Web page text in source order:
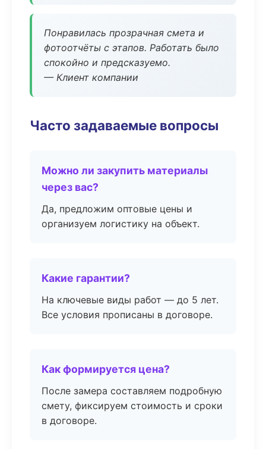
Понравилась прозрачная смета и
фотоотчёты с этапов. Работать было
спокойно и предсказуемо.
— Клиент компании
Часто задаваемые вопросы
Можно ли закупить материалы
через вас?
Да, предложим оптовые цены и
организуем логистику на объект.
Какие гарантии?
На ключевые виды работ — до 5 лет.
Все условия прописаны в договоре.
Как формируется цена?
После замера составляем подробную
смету, фиксируем стоимость и сроки
в договоре.